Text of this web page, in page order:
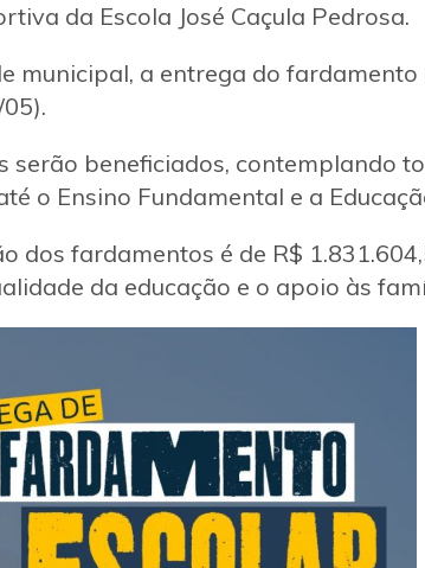
da Escola José Caçula Pedrosa.
municipal, a entrega do
serão beneficiados, contemplando
o Ensino Fundamental e a
dos fardamentos é de R$
da educação e o apoio às